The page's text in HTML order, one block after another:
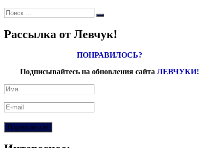
Поиск:
Поиск
Рассылка от Левчук!
ПОНРАВИЛОСЬ?
Подписывайтесь на обновления сайта ЛЕВЧУКИ!